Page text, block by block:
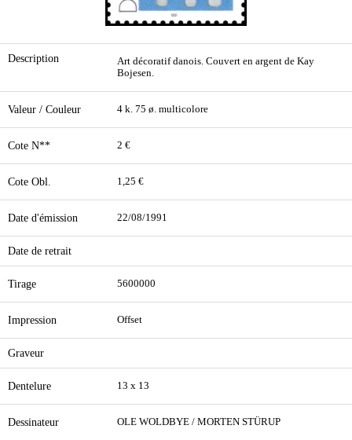
Description
Art décoratif danois. Couvert en argent de Kay
Bojesen.
Valeur / Couleur 4 k. 75 ø. multicolore
Cote N** 2 €
Cote Obl. 1,25 €
Date d'émission 22/08/1991
Date de retrait
Tirage 5600000
Impression Offset
Graveur
Dentelure 13 x 13
Dessinateur OLE WOLDBYE / MORTEN STÜRUP